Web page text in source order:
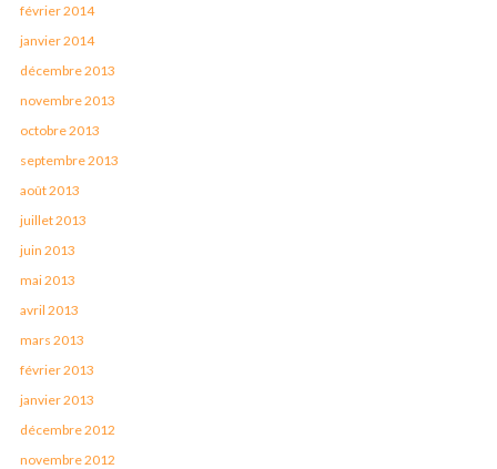
février 2014
janvier 2014
décembre 2013
novembre 2013
octobre 2013
septembre 2013
août 2013
juillet 2013
juin 2013
mai 2013
avril 2013
mars 2013
février 2013
janvier 2013
décembre 2012
novembre 2012